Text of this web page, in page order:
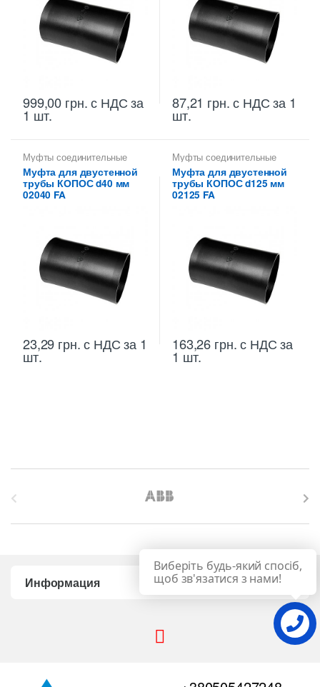
999,00 грн.с НДС за
1 шт.
87,21 грн.с НДС за 1
шт.
Муфты соединительные
KOPOS
Муфта для двустенной
трубы КОПОС d40 мм
02040 FA
23,29 грн.с НДС за 1
шт.
Муфты соединительные
KOPOS
Муфта для двустенной
трубы КОПОС d125 мм
02125 FA
163,26 грн.с НДС за
1 шт.
Информация
Виберіть будь-який спосіб,
щоб зв'язатися з нами!